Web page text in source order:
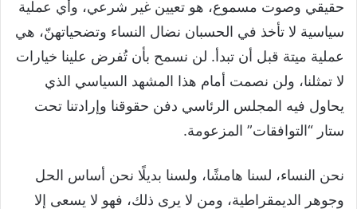
حقيقي وصوت مسموع، هو تعيين غير شرعي، وأي عملية
سياسية لا تأخذ في الحسبان نضال النساء وتضحياتهنّ، هي
عملية ميتة قبل أن تبدأ. لن نسمح بأن تُفرض علينا خيارات
لا تمثلنا، ولن نصمت أمام هذا المشهد السياسي الذي
يحاول فيه المجلس الرئاسي دفن حقوقنا وإرادتنا تحت
ستار “التوافقات” المزعومة.
نحن النساء، لسنا هامشًا، ولسنا بديلًا نحن أساس الحل
وجوهر الديمقراطية، ومن لا يرى ذلك، فهو لا يسعى إلا